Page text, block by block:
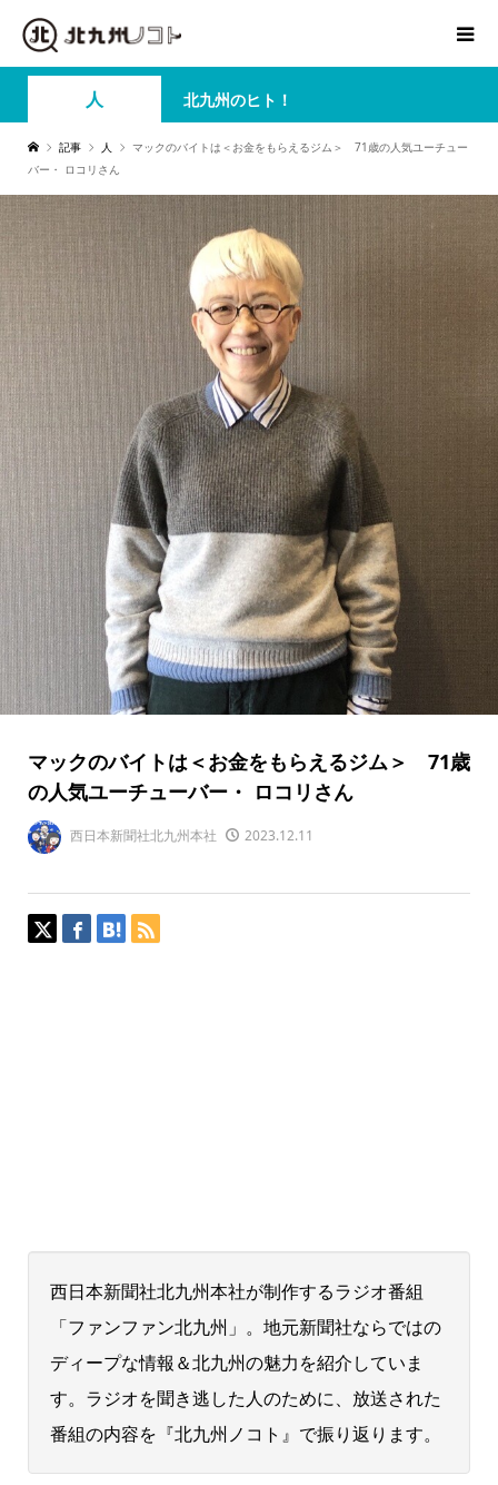
人 北九州のヒト！
記事 人
マックのバイトは＜お金をもらえるジム＞ 71歳の人気ユーチュー
バー・ ロコリさん
マックのバイトは＜お金をもらえるジム＞ 71歳
の人気ユーチューバー・ ロコリさん
西日本新聞社北九州本社 2023.12.11
西日本新聞社北九州本社が制作するラジオ番組
「ファンファン北九州」。地元新聞社ならではの
ディープな情報＆北九州の魅力を紹介していま
す。ラジオを聞き逃した人のために、放送された
番組の内容を『北九州ノコト』で振り返ります。